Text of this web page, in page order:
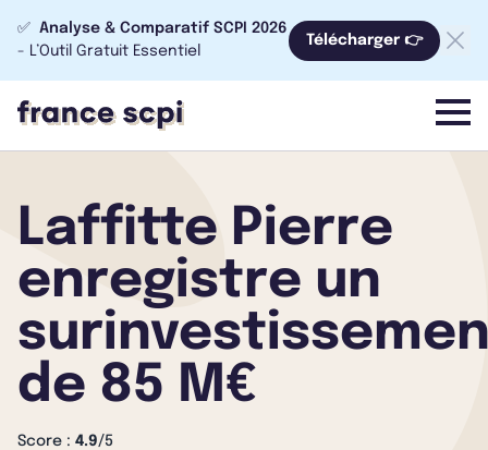
✅ Analyse & Comparatif SCPI 2026
- L’Outil Gratuit Essentiel
Télécharger 👉
menu
Laffitte Pierre
enregistre un
de 85 M€
Score : 4.9/5